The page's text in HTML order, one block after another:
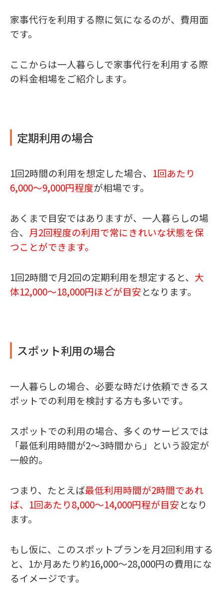
家事代行を利用する際に気になるのが、費用面
です。
ここからは一人暮らしで家事代行を利用する際
の料金相場をご紹介します。
定期利用の場合
1回2時間の利用を想定した場合、 1回あたり
6,000〜9,000円程度が相場です。
あくまで目安ではありますが、一人暮らしの場
合、 月2回程度の利用で常にきれいな状態を保
つことができます。
1回2時間で月2回の定期利用を想定すると、 大
体12,000〜18,000円ほどが目安となります。
スポット利用の場合
一人暮らしの場合、必要な時だけ依頼できるス
ポットでの利用を検討する方も多いです。
スポットでの利用の場合、多くのサービスでは
「最低利用時間が2〜3時間から」という設定が
一般的。
つまり、たとえば最低利用時間が2時間であれ
ば、1回あたり8,000〜14,000円程が目安となり
ます。
もし仮に、このスポットプランを月2回利用する
と、1か月あたり約16,000〜28,000円の費用にな
るイメージです。